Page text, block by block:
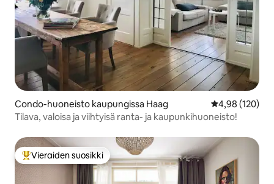
Condo-huoneisto kaupungissa Haag
4,98 (120)
Tilava, valoisa ja viihtyisä ranta- ja kaupunkihuoneisto!
Vieraiden suosikkien parhaimmistoa
Vieraiden suosikki